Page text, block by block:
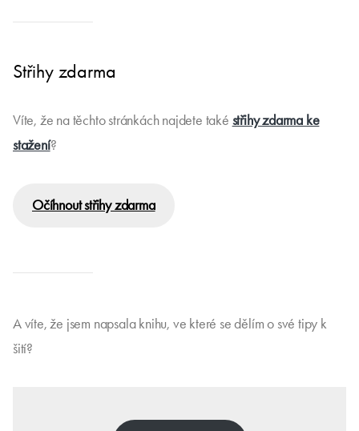
Střihy zdarma
Víte, že na těchto stránkách najdete také střihy zdarma ke
stažení?
Očíhnout střihy zdarma
A víte, že jsem napsala knihu, ve které se dělím o své tipy k
šití?